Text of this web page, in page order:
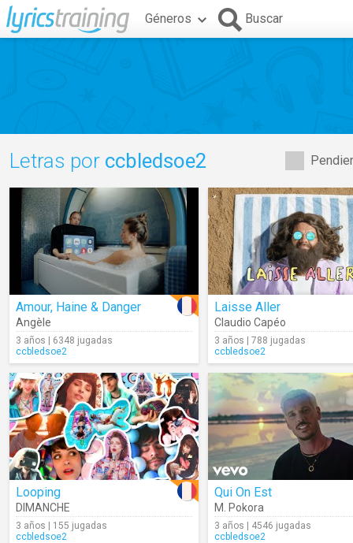
Géneros Buscar
Letras por ccbledsoe2
Amour, Haine & Danger
Angèle
3 años | 6348 jugadas
ccbledsoe2
Laisse Aller
Claudio Capéo
3 años | 788 jugadas
ccbledsoe2
Looping
DIMANCHE
3 años | 155 jugadas
ccbledsoe2
Qui On Est
M. Pokora
3 años | 4546 jugadas
ccbledsoe2